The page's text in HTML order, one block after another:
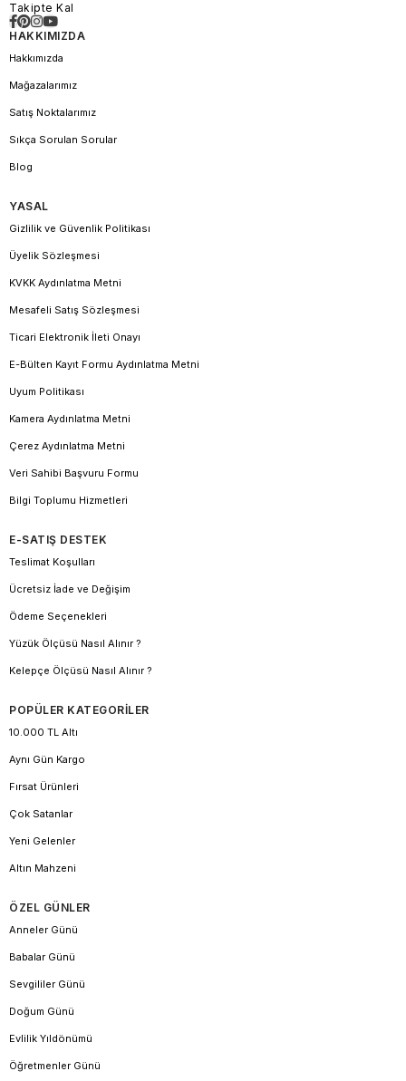
Takipte Kal
HAKKIMIZDA
Hakkımızda
Mağazalarımız
Satış Noktalarımız
Sıkça Sorulan Sorular
Blog
YASAL
Gizlilik ve Güvenlik Politikası
Üyelik Sözleşmesi
KVKK Aydınlatma Metni
Mesafeli Satış Sözleşmesi
Ticari Elektronik İleti Onayı
E-Bülten Kayıt Formu Aydınlatma Metni
Uyum Politikası
Kamera Aydınlatma Metni
Çerez Aydınlatma Metni
Veri Sahibi Başvuru Formu
Bilgi Toplumu Hizmetleri
E-SATIŞ DESTEK
Teslimat Koşulları
Ücretsiz İade ve Değişim
Ödeme Seçenekleri
Yüzük Ölçüsü Nasıl Alınır ?
Kelepçe Ölçüsü Nasıl Alınır ?
POPÜLER KATEGORİLER
10.000 TL Altı
Aynı Gün Kargo
Fırsat Ürünleri
Çok Satanlar
Yeni Gelenler
Altın Mahzeni
ÖZEL GÜNLER
Anneler Günü
Babalar Günü
Sevgililer Günü
Doğum Günü
Evlilik Yıldönümü
Öğretmenler Günü